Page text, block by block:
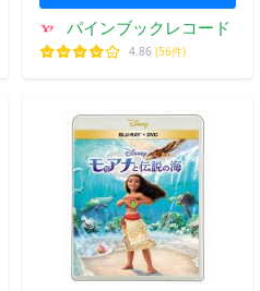
パインブックレコード
4.86 (56件)